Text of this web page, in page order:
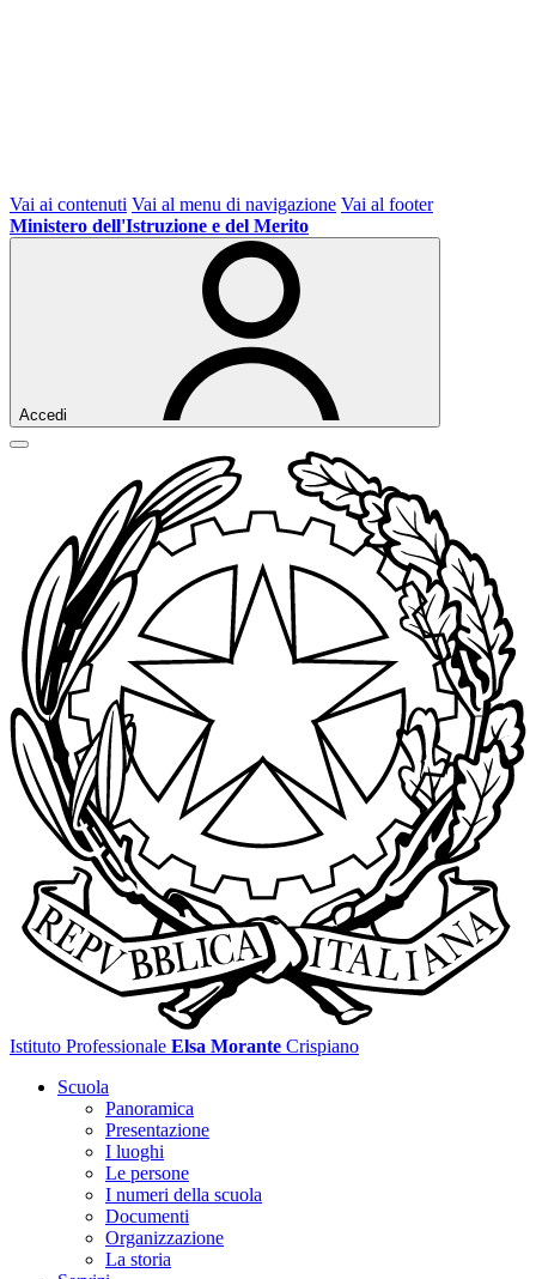
Vai ai contenuti Vai al menu di navigazione Vai al footer
Ministero dell'Istruzione e del Merito
Accedi
Istituto Professionale Elsa Morante Crispiano
Scuola
Panoramica
Presentazione
I luoghi
Le persone
I numeri della scuola
Documenti
Organizzazione
La storia